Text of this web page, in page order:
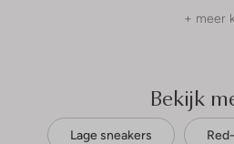
+ meer
Bekijk
Lage sneakers